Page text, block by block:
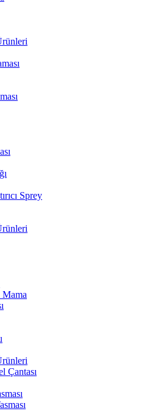
Sprey
Çantası